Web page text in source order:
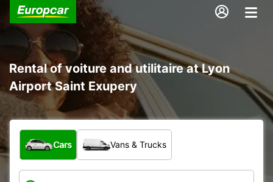
Rental of voiture and utilitaire at Lyon
Airport Saint Exupery
What type of vehicle?
Cars Vans & Trucks